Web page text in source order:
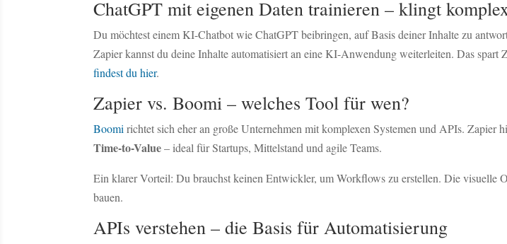
ChatGPT mit eigenen Daten trainieren – klingt
Du möchtest einem KI-Chatbot wie ChatGPT beibringen, auf Basis deiner Inhalte zu
Zapier kannst du deine Inhalte automatisiert an eine KI-Anwendung weiterleiten. Das spart
findest du hier.
Zapier vs. Boomi – welches Tool für wen?
Boomi richtet sich eher an große Unternehmen mit komplexen Systemen und APIs. Zapier
Time-to-Value– ideal für Startups, Mittelstand und agile Teams.
Ein klarer Vorteil: Du brauchst keinen Entwickler, um Workflows zu erstellen. Die visuelle
bauen.
APIs verstehen – die Basis für Automatisierung